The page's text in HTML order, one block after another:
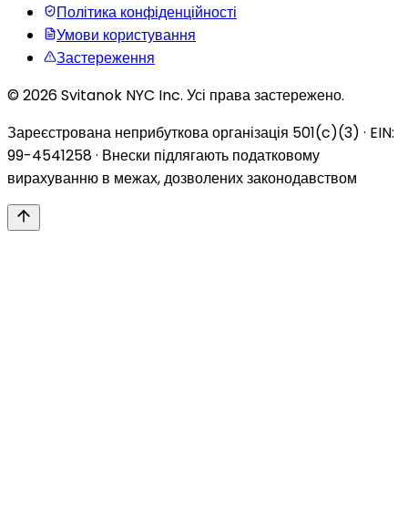
Політика конфіденційності
Умови користування
Застереження
© 2026 Svitanok NYC Inc. Усі права застережено.
Зареєстрована неприбуткова організація 501(c)(3) · EIN:
99-4541258 · Внески підлягають податковому
вирахуванню в межах, дозволених законодавством